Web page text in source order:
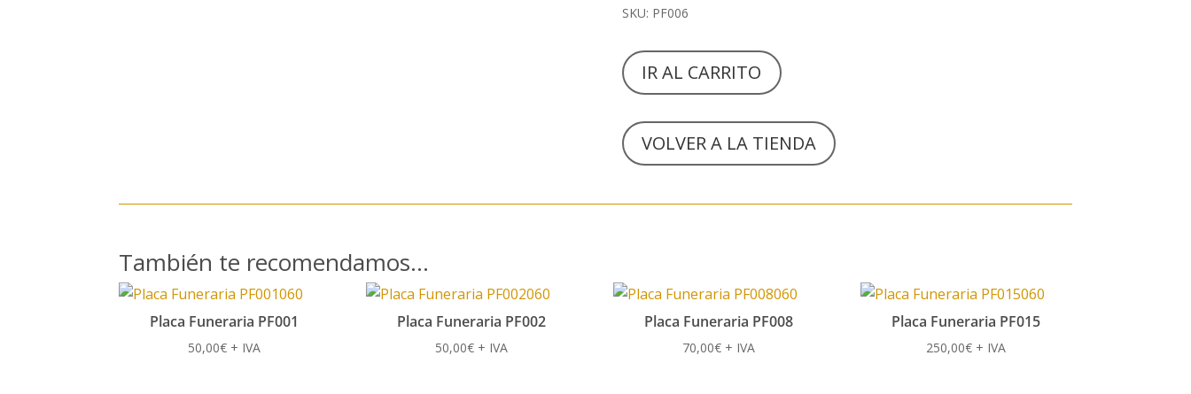
SKU: PF006
IR AL CARRITO
VOLVER A LA TIENDA
También te recomendamos…
Placa Funeraria PF001
50,00€ + IVA
Placa Funeraria PF002
50,00€ + IVA
Placa Funeraria PF008
70,00€ + IVA
Placa Funeraria PF015
250,00€ + IVA